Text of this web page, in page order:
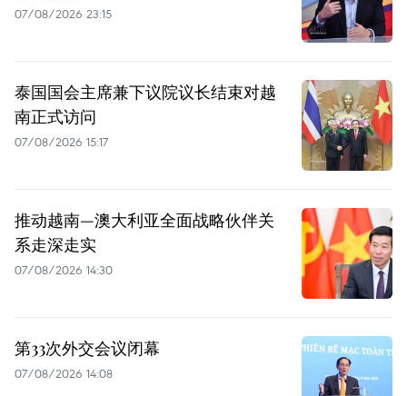
07/08/2026 23:15
泰国国会主席兼下议院议长结束对越
南正式访问
07/08/2026 15:17
推动越南—澳大利亚全面战略伙伴关
系走深走实
07/08/2026 14:30
第33次外交会议闭幕
07/08/2026 14:08